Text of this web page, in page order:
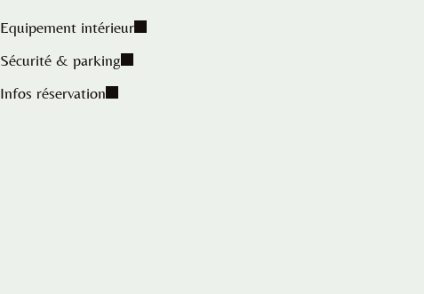
Equipement intérieur
Sécurité & parking
Infos réservation